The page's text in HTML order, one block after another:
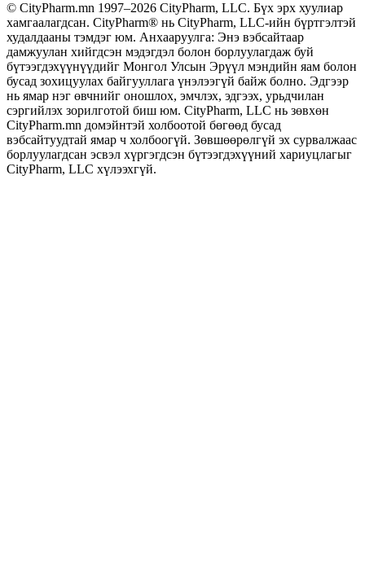
© CityPharm.mn 1997–2026 CityPharm, LLC. Бүх эрх хуулиар
хамгаалагдсан. CityPharm® нь CityPharm, LLC-ийн бүртгэлтэй
худалдааны тэмдэг юм. Анхааруулга: Энэ вэбсайтаар
дамжуулан хийгдсэн мэдэгдэл болон борлуулагдаж буй
бүтээгдэхүүнүүдийг Монгол Улсын Эрүүл мэндийн яам болон
бусад зохицуулах байгууллага үнэлээгүй байж болно. Эдгээр
нь ямар нэг өвчнийг оношлох, эмчлэх, эдгээх, урьдчилан
сэргийлэх зорилготой биш юм. CityPharm, LLC нь зөвхөн
CityPharm.mn домэйнтэй холбоотой бөгөөд бусад
вэбсайтуудтай ямар ч холбоогүй. Зөвшөөрөлгүй эх сурвалжаас
борлуулагдсан эсвэл хүргэгдсэн бүтээгдэхүүний хариуцлагыг
CityPharm, LLC хүлээхгүй.